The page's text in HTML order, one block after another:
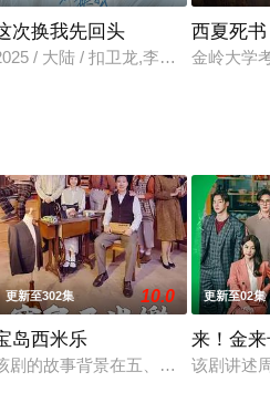
一家老照相馆的故事。在海口的
次换我先回头
/ 大陆 / 扣卫龙,李一沐
西夏死书
金岭大学
刑侦支队在无普及监控、无DNA
更新至302集 10.0
岛西米乐
剧的故事背景在五、六○年代，是
更新至02集
来！金
该剧讲述